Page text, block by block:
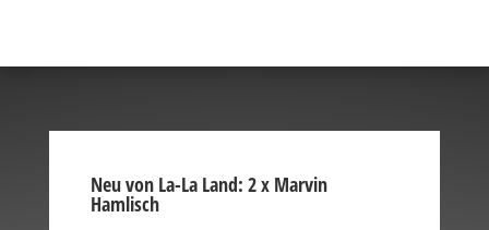
Neu von La-La Land: 2 x Marvin
Hamlisch